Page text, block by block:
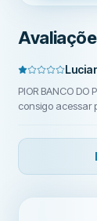
PIOR BANCO
consigo acessar
diferentes de
dinheiro não
saber o que
vamos cancelar